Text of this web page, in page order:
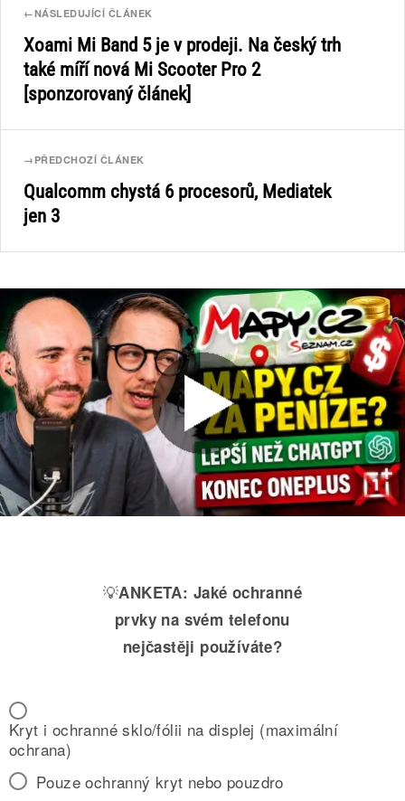
←NÁSLEDUJÍCÍ ČLÁNEK
Xoami Mi Band 5 je v prodeji. Na český trh
také míří nová Mi Scooter Pro 2
[sponzorovaný článek]
→ PŘEDCHOZÍ ČLÁNEK
Qualcomm chystá 6 procesorů, Mediatek
jen 3
💡ANKETA: Jaké ochranné
prvky na svém telefonu
nejčastěji používáte?
Kryt i ochranné sklo/fólii na displej (maximální
ochrana)
Pouze ochranný kryt nebo pouzdro